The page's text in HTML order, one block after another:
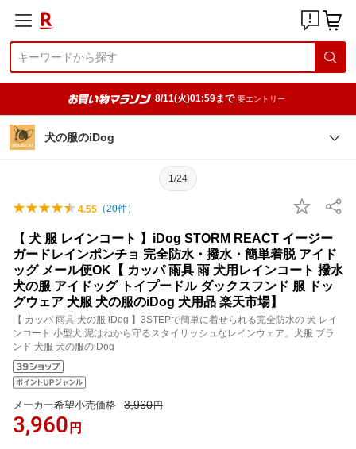
8/11(火)01:59まで 要エントリー
犬の服のiDog
1/24
4.55 （20件）
【 犬 服 レインコート 】iDog STORM REACT イージー
ガードレインポンチョ 完全防水・撥水・簡単着脱 アイド
ッグ メール便OK【 カッパ 雨具 雨 犬用レインコート 撥水
犬の服 アイドッグ トイプードル ダックスフンド 服 ドッ
グウェア 犬服 犬の服のiDog 犬用品 楽天市場】
【 カッパ 雨具 犬の服 iDog 】3STEPで簡単に着せられる完全防水の 犬 レイ
ンコート 小型犬 泥はねから守るスタイリッシュなレインウェア。犬服 ブラ
ンド 犬服 犬の服のiDog
メーカー希望小売価格 3,960円
3,960 円